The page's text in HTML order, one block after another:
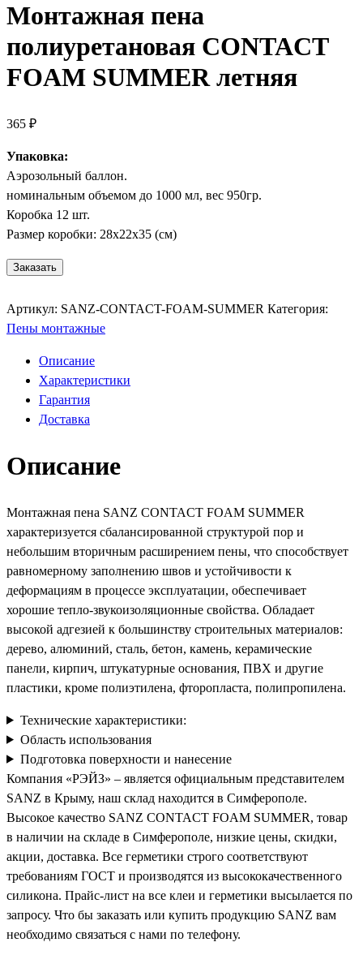
Монтажная пена
полиуретановая CONTACT
FOAM SUMMER летняя
365 ₽
Упаковка:
Аэрозольный баллон.
номинальным объемом до 1000 мл, вес 950гр.
Коробка 12 шт.
Размер коробки: 28х22х35 (см)
Заказать
Артикул: SANZ-CONTACT-FOAM-SUMMER Категория:
Пены монтажные
Описание
Характеристики
Гарантия
Доставка
Описание
Монтажная пена SANZ CONTACT FOAM SUMMER
характеризуется сбалансированной структурой пор и
небольшим вторичным расширением пены, что способствует
равномерному заполнению швов и устойчивости к
деформациям в процессе эксплуатации, обеспечивает
хорошие тепло-звукоизоляционные свойства. Обладает
высокой адгезией к большинству строительных материалов:
дерево, алюминий, сталь, бетон, камень, керамические
панели, кирпич, штукатурные основания, ПВХ и другие
пластики, кроме полиэтилена, фторопласта, полипропилена.
Технические характеристики:
Область использования
Подготовка поверхности и нанесение
Компания «РЭЙЗ» – является официальным представителем
SANZ в Крыму, наш склад находится в Симферополе.
Высокое качество SANZ CONTACT FOAM SUMMER, товар
в наличии на складе в Симферополе, низкие цены, скидки,
акции, доставка. Все герметики строго соответствуют
требованиям ГОСТ и производятся из высококачественного
силикона. Прайс-лист на все клеи и герметики высылается по
запросу. Что бы заказать или купить продукцию SANZ вам
необходимо связаться с нами по телефону.